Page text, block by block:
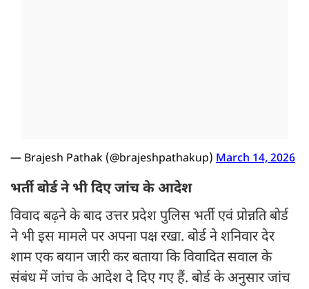
— Brajesh Pathak (@brajeshpathakup) March 14, 2026
भर्ती बोर्ड ने भी दिए जांच के आदेश
विवाद बढ़ने के बाद उत्तर प्रदेश पुलिस भर्ती एवं प्रोन्नति बोर्ड
ने भी इस मामले पर अपना पक्ष रखा. बोर्ड ने शनिवार देर
शाम एक बयान जारी कर बताया कि विवादित सवाल के
संबंध में जांच के आदेश दे दिए गए हैं. बोर्ड के अनुसार जांच